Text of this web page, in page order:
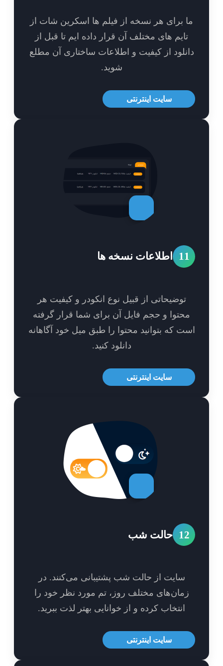
برای هر نسخه از فیلم ها اسکرین شات از
های مختلف آن قرار داده ایم تا قبل از
از کیفیت و اطلاعات ساختاری آن مطلع
سایت اینترنتی
اطلاعات نسخه ها
توضیحاتی از قبیل نوع انکودر و کیفیت هر
و حجم فایل آن برای شما قرار گرفته
که بتوانید محتوا را طبق میل خود آگاهانه
دانلود کنید.
سایت اینترنتی
حالت شب
سایت از حالت شب پشتیبانی می‌کنند. در
مختلف روز، تم مورد نظر خود را
انتخاب کرده و از خوانایی بهتر لذت ببرید.
سایت اینترنتی